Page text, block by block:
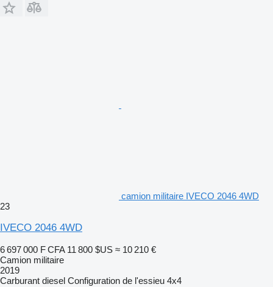
camion militaire IVECO 2046 4WD
23
IVECO 2046 4WD
6 697 000 F CFA 11 800 $US ≈ 10 210 €
Camion militaire
2019
Carburant diesel Configuration de l'essieu 4x4